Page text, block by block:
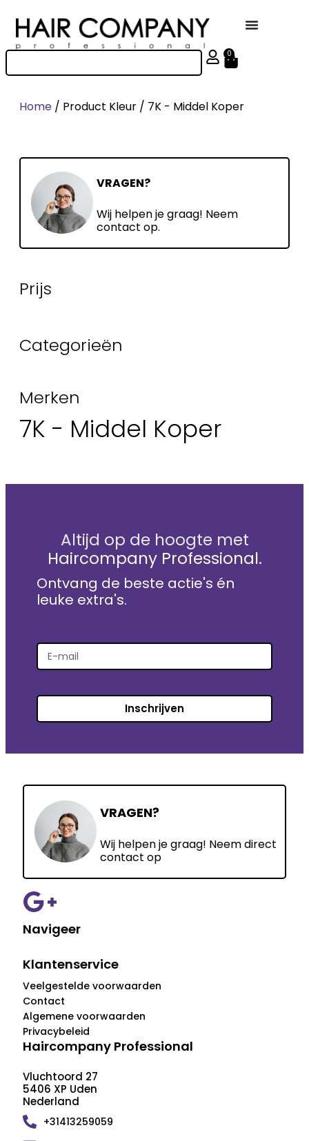
0
Home / Product Kleur / 7K - Middel Koper
VRAGEN?
Wij helpen je graag! Neem
contact op.
Prijs
Categorieën
Merken
7K - Middel Koper
Altijd op de hoogte met
Haircompany Professional.
Ontvang de beste actie's én
leuke extra's.
Inschrijven
VRAGEN?
Wij helpen je graag! Neem direct
contact op
Navigeer
Klantenservice
Veelgestelde voorwaarden
Contact
Algemene voorwaarden
Privacybeleid
Haircompany Professional
Vluchtoord 27
5406 XP Uden
Nederland
+31413259059